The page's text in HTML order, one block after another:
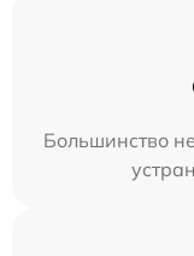
Большинство